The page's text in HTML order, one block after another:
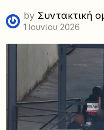
by Συντακτική
1 Ιουνίου 2026